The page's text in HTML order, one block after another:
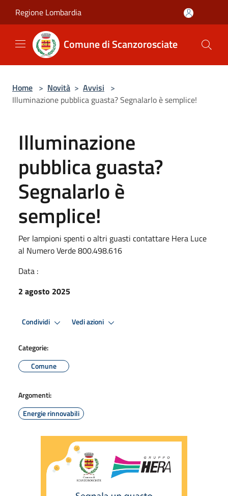
Regione Lombardia
Comune di Scanzorosciate
Home > Novità > Avvisi >
Illuminazione pubblica guasta? Segnalarlo è semplice!
Illuminazione
pubblica guasta?
Segnalarlo è
semplice!
Per lampioni spenti o altri guasti contattare Hera Luce
al Numero Verde 800.498.616
Data :
2 agosto 2025
Condividi Vedi azioni
Categorie:
Comune
Argomenti:
Energie rinnovabili